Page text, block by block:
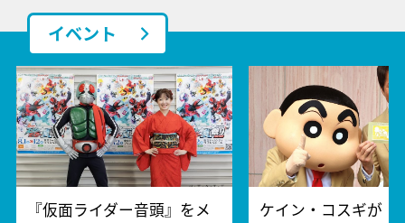
イベント
『仮面ライダー音頭』をメ
ケイン・コスギが「